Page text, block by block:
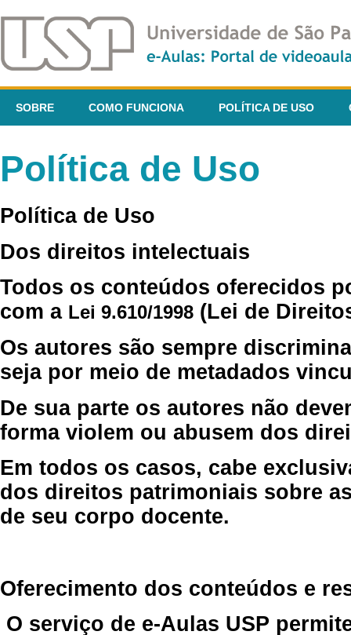
SOBRE COMO FUNCIONA POLÍTICA DE USO
Política de Uso
Política de Uso
Dos direitos intelectuais
Todos os conteúdos oferecidos
com a Lei 9.610/1998 (Lei de
Os autores são sempre
seja por meio de metadados
De sua parte os autores não
forma violem ou abusem dos
Em todos os casos, cabe
dos direitos patrimoniais sobre
de seu corpo docente.
Oferecimento dos conteúdos e
O serviço de e-Aulas USP